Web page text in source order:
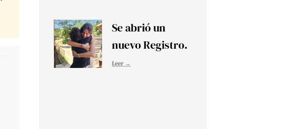
Se abrió un
nuevo Registro.
Leer →